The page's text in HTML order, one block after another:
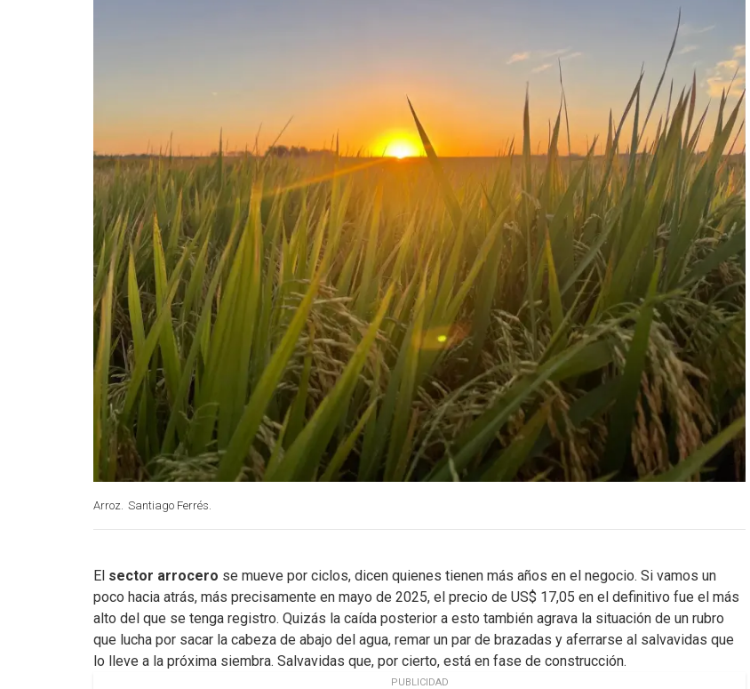
Arroz. Santiago Ferrés.
El sector arrocero se mueve por ciclos, dicen quienes tienen más años en el negocio. Si vamos un
poco hacia atrás, más precisamente en mayo de 2025, el precio de US$ 17,05 en el definitivo fue el más
alto del que se tenga registro. Quizás la caída posterior a esto también agrava la situación de un rubro
que lucha por sacar la cabeza de abajo del agua, remar un par de brazadas y aferrarse al salvavidas que
lo lleve a la próxima siembra. Salvavidas que, por cierto, está en fase de construcción.
PUBLICIDAD